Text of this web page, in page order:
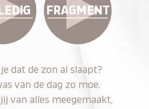
FRAGMENT
dat de zon al slaapt?
van de dag zo moe.
van alles meegemaakt,